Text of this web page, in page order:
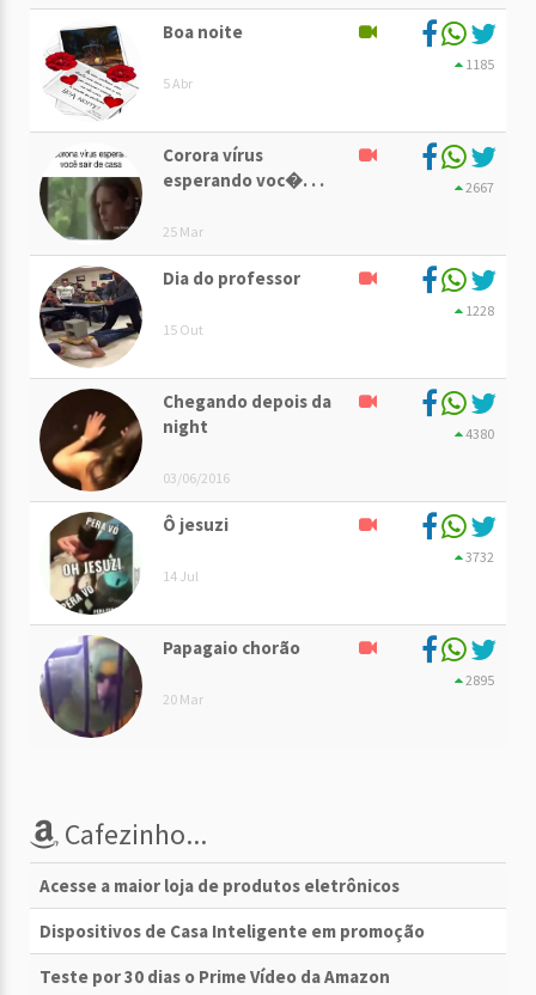
Boa noite
5 Abr
1185
Corora vírus
esperando voc�. . .
25 Mar
2667
Dia do professor
15 Out
1228
Chegando depois da
night
03/06/2016
4380
Ô jesuzi
14 Jul
3732
Papagaio chorão
20 Mar
2895
Cafezinho...
Acesse a maior loja de produtos eletrônicos
Dispositivos de Casa Inteligente em promoção
Teste por 30 dias o Prime Vídeo da Amazon